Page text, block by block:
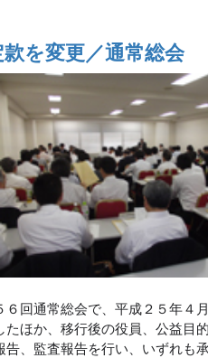
を変更／通常総会
６回通常総会で、平成２５年４
ほか、移行後の役員、公益目
、監査報告を行い、いずれも